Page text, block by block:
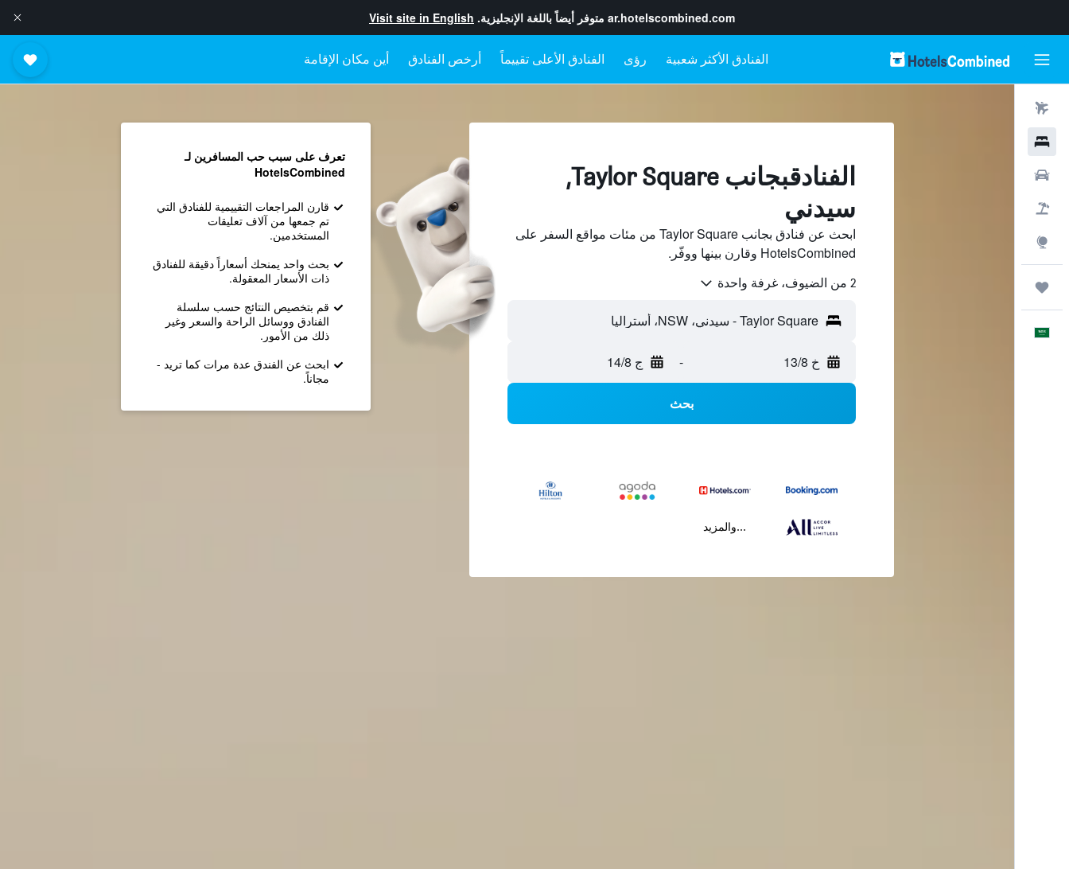
ar.hotelscombined.com متوفر أيضاً باللغة الإنجليزية. Visit site in English
رؤى الفنادق الأعلى تقييماً أرخص الفنادق أين مكان الإقامة
الفنادقبجانب Taylor Square,
سيدني
ابحث عن فنادق بجانب Taylor Square من مئات مواقع السفر على
HotelsCombined وقارن بينها ووفّر.
2 من الضيوف، غرفة واحدة
خ 13/8 - ج 14/8
بحث
...والمزيد
تعرف على سبب حب المسافرين لـ
HotelsCombined
قارن المراجعات التقييمية للفنادق التي
تم جمعها من آلاف تعليقات
المستخدمين.
بحث واحد يمنحك أسعاراً دقيقة للفنادق
ذات الأسعار المعقولة.
قم بتخصيص النتائج حسب سلسلة
الفنادق ووسائل الراحة والسعر وغير
ذلك من الأمور.
ابحث عن الفندق عدة مرات كما تريد -
مجاناً.